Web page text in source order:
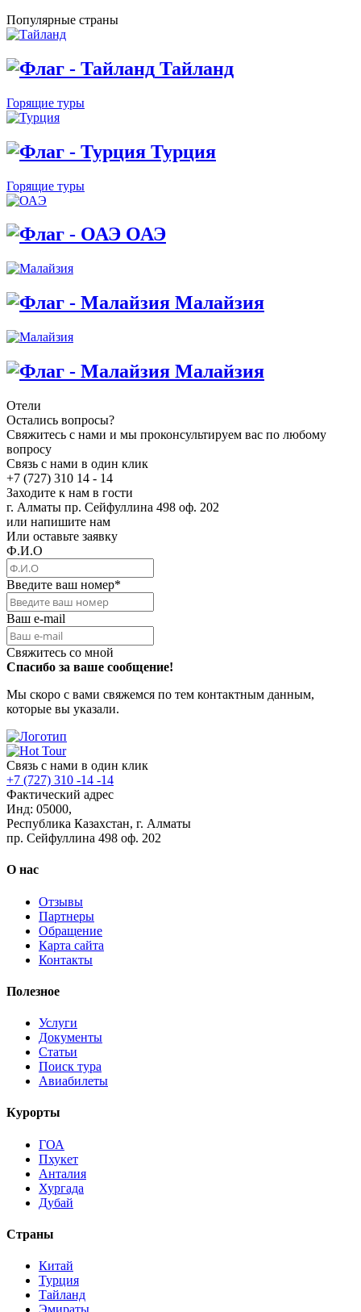
Популярные страны
Тайланд
Горящие туры
Турция
Горящие туры
ОАЭ
Малайзия
Малайзия
Отели
Остались вопросы?
Свяжитесь с нами и мы проконсультируем вас по любому
вопросу
Связь с нами в один клик
+7 (727) 310 14 - 14
Заходите к нам в гости
г. Алматы пр. Сейфуллина 498 оф. 202
или напишите нам
Или оставьте заявку
Ф.И.О
Введите ваш номер*
Ваш e-mail
Свяжитесь со мной
Спасибо за ваше сообщение!
Мы скоро с вами свяжемся по тем контактным данным,
которые вы указали.
Связь с нами в один клик
+7 (727) 310 -14 -14
Фактический адрес
Инд: 05000,
Республика Казахстан, г. Алматы
пр. Сейфуллина 498 оф. 202
О нас
Отзывы
Партнеры
Обращение
Карта сайта
Контакты
Полезное
Услуги
Документы
Статьи
Поиск тура
Авиабилеты
Курорты
ГОА
Пхукет
Анталия
Хургада
Дубай
Страны
Китай
Турция
Тайланд